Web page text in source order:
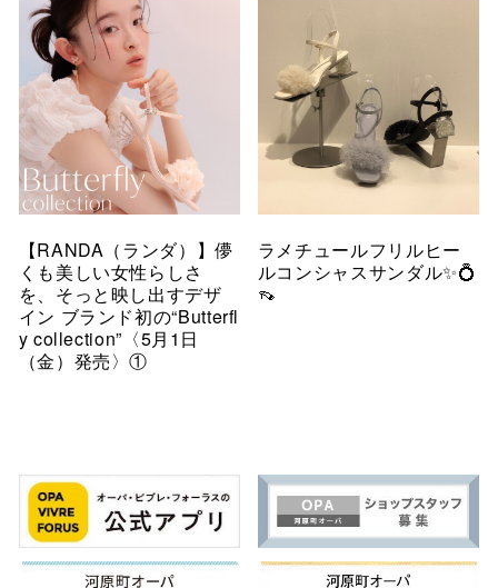
【RANDA（ランダ）】儚
くも美しい女性らしさ
を、そっと映し出すデザ
イン ブランド初の“Butterfl
y collection”〈5月1日
（金）発売〉①
ラメチュールフリルヒー
ルコンシャスサンダル✨💍
👡